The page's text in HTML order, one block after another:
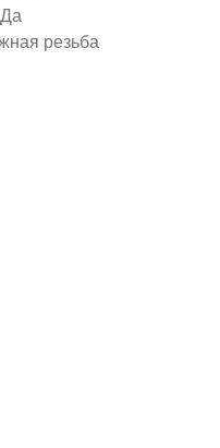
резьба